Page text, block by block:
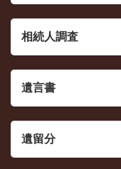
相続人調査
遺言書
遺留分